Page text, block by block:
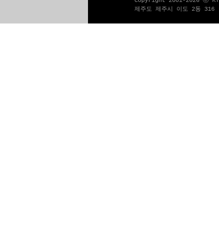
제주도 제주시 이도 2동